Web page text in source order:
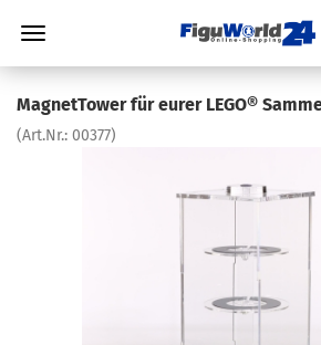
MagnetTower für eurer LEGO®
(Art.Nr.: 00377)